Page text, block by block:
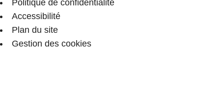
Politique de confidentialité
Accessibilité
Plan du site
Gestion des cookies